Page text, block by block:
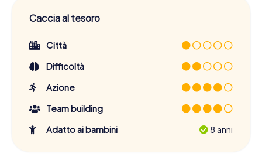
Caccia al tesoro
Città
Difficoltà
Azione
Team building
Adatto ai bambini
8 anni